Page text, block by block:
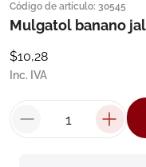
Código de artículo: 30545
Mulgatol banano
$10,28
Inc. IVA
1. eucerin
cerave